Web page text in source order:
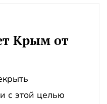
Крым от
с этой целью